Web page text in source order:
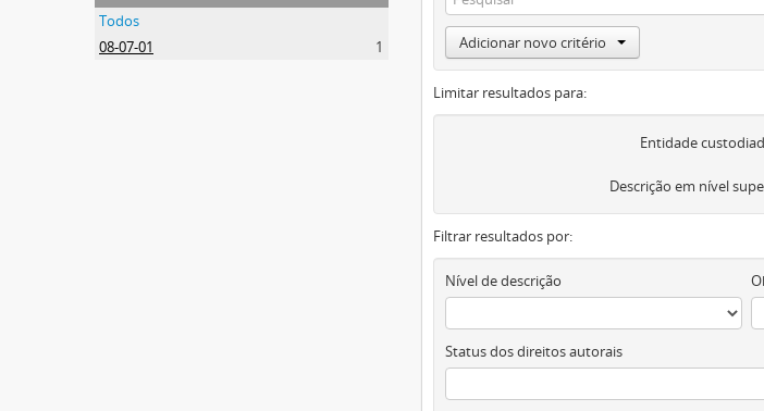
Todos
08-07-01
1 Adicionar novo critério
Limitar resultados para:
Entidade
Descrição em nível
Filtrar resultados por:
Nível de descrição
Status dos direitos autorais